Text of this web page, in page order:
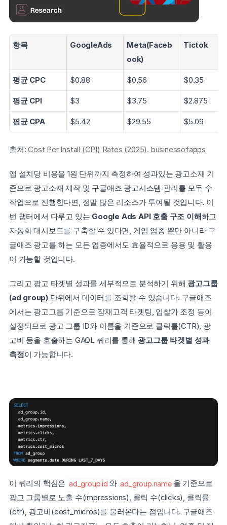
항목 GoogleAds
Meta(Faceb
ook)
Tictok
평균 CPC $0.88 $0.56 $0.35
평균 CPI $3 $3.75 $2.875
평균 CPA $5.42 $29.55 $5.09
출처: Cost Per Install (CPI) Rates (2025). businessofapps
앱 설치당 비용을 1원 단위까지 측정하여 성과있는 광고소재 기
준으로 광고소재 제작 및 구글애즈 광고시스템 관리를 모두 수
작업으로 진행한다면, 정말 많은 리소스가 투여될 것입니다. 이
번 챕터에서 다루고 있는 Google Ads API 호출 구조 이해하고
자동화 대시보드를 구축할 수 있다면, 게임 업종 뿐만 아니라 구
글애즈 광고를 하는 모든 업종에서도 효율적으로 응용 및 활용
이 가능할 것입니다.
그리고 광고 타겟별 성과를 세부적으로 분석하기 위해 광고그룹
(ad group) 단위에서 데이터를 조회할 수 있습니다. 구글애즈
에서는 광고그룹 기준으로 잠재고객 타겟팅, 입찰가 조정 등이
설정되므로 광고 그룹 ID와 이름을 기준으로 클릭률(CTR), 광
고비 등을 호출하는 GAQL 쿼리를 통해 광고그룹 타겟별 성과
측정이 가능합니다.
이 쿼리의 핵심은 ad_group.id 와 ad_group.name 을 기준으로
광고 그룹별로 노출 수(impressions), 클릭 수(clicks), 클릭률
(ctr), 광고비(cost_micros)를 불러온다는 점입니다. 구글애즈